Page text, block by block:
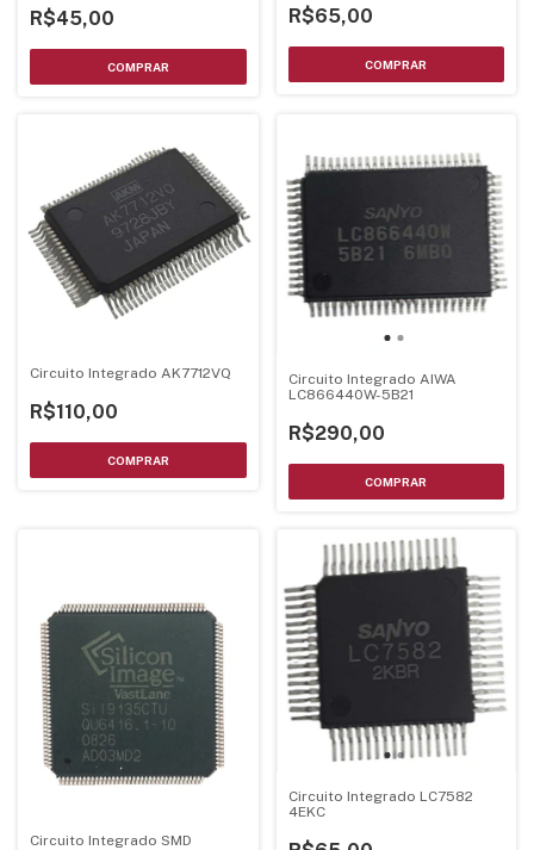
R$45,00 R$65,00
Circuito Integrado AK7712VQ
R$110,00
Circuito Integrado AIWA
LC866440W-5B21
R$290,00
Circuito Integrado SMD
Circuito Integrado LC7582
4EKC